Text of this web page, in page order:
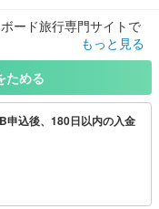
ード旅行専門サイトで
キーならお任せくださ
会社で、信州・新潟・
じめ、
札幌テイネなど人気ス
もっと見る
ためる
申込後、180日以内の入金